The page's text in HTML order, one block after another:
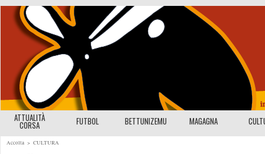
ATTUALITÀ
CORSA FUTBOL BETTUNIZEMU MAGAGNA
Accolta > CULTURA